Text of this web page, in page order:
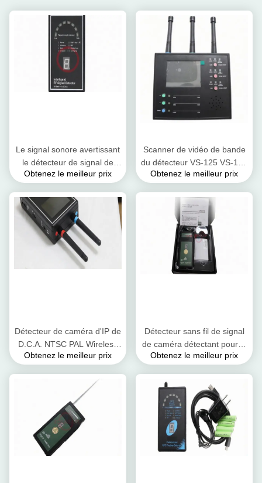
Le signal sonore avertissant
le détecteur de signal de
50MHz rf a identifié
de lentille
Obtenez le meilleur prix
Scanner de vidéo de bande
du détecteur VS-125 VS-125
5.8GHz de signal de NTSC
Obtenez le meilleur prix
Détecteur de caméra d'IP de
D.C.A. NTSC PAL Wireless
Camera Hunter 6.0GHz WiFi
Obtenez le meilleur prix
Détecteur sans fil de signal
de caméra détectant pour le
téléphone
Obtenez le meilleur prix